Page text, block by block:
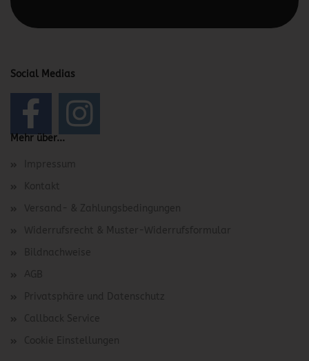
Social Medias
Mehr über...
Impressum
Kontakt
Versand- & Zahlungsbedingungen
Widerrufsrecht & Muster-Widerrufsformular
Bildnachweise
AGB
Privatsphäre und Datenschutz
Callback Service
Cookie Einstellungen